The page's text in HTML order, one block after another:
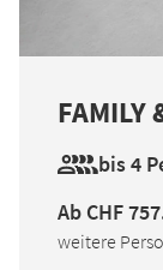
FAMILY
bis 4
Ab CHF
weitere